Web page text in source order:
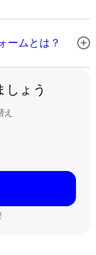
ームとは？
しょう